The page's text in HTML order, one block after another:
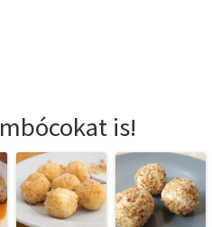
is!